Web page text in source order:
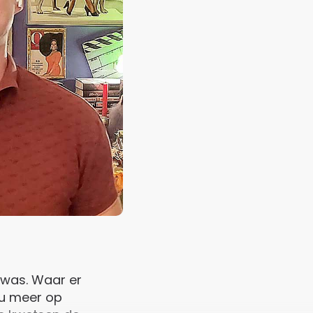
Waar er
meer op